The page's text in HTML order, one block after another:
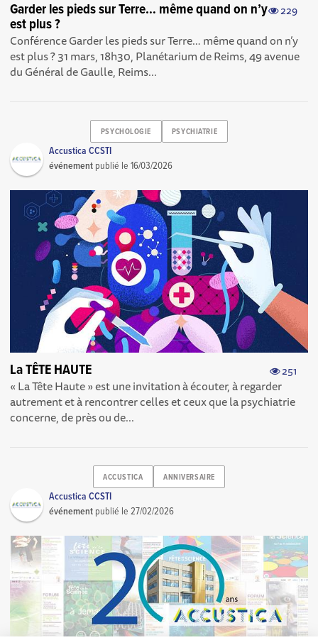
229
Garder les pieds sur Terre… même quand on n’y
est plus ?
Conférence Garder les pieds sur Terre… même quand on n’y
est plus ? 31 mars, 18h30, Planétarium de Reims, 49 avenue
du Général de Gaulle, Reims...
PSYCHOLOGIE PSYCHIATRIE
Accustica CCSTI
événement publié le16/03/2026
251
La TÊTE HAUTE
« La Tête Haute » est une invitation à écouter, à regarder
autrement et à rencontrer celles et ceux que la psychiatrie
concerne, de près ou de...
ACCUSTICA ANNIVERSAIRE
Accustica CCSTI
événement publié le27/02/2026